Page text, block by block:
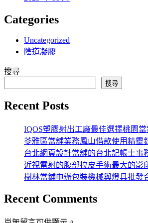
Categories
Uncategorized
陰道凝膠
搜尋
搜尋
Recent Posts
IQOS塑膠射出工廠最佳選擇桃園
苓雅區當舖業務鳳山借款使用精靈
台北網頁設計當舖的台北記帳士事
近視雷射的腹部拉皮手術最大的影
樹林當鋪申辦包裝機械與燈具批發
Recent Comments